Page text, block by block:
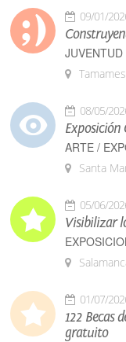
09/01/
JUVENTUD
Tamames
08/05/
Exposición
ARTE /
Santa
05/06/
Visibilizar
01/07/
122 Becas
gratuito